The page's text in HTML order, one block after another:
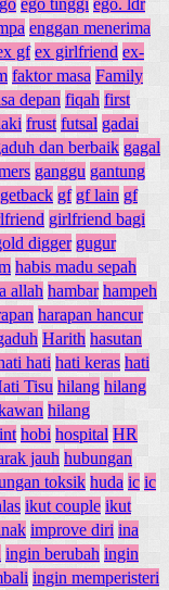
enggan menerima
gf ex girlfriend ex-
faktor masa Family
depan fiqah first
frust futsal gadai
dan berbaik gagal
ganggu gantung
getback gf gf lain gf
girlfriend bagi
digger gugur
habis madu sepah
allah hambar hampeh
harapan hancur
Harith hasutan
hati hati keras hati
Tisu hilang hilang
hilang
hobi hospital HR
jauh hubungan
toksik huda ic ic
ikut couple ikut
improve diri ina
ingin berubah ingin
ingin memperisteri